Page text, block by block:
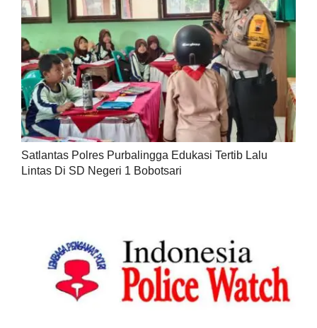
Satlantas Polres Purbalingga Edukasi Tertib Lalu
Lintas Di SD Negeri 1 Bobotsari